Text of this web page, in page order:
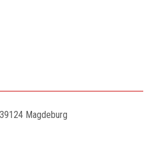
Magdeburg